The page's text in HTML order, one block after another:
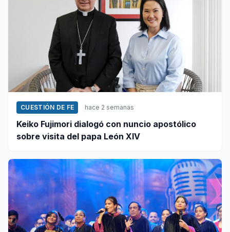
CUESTIÓN DE FE hace 2 semanas
Keiko Fujimori dialogó con nuncio apostólico
sobre visita del papa León XIV